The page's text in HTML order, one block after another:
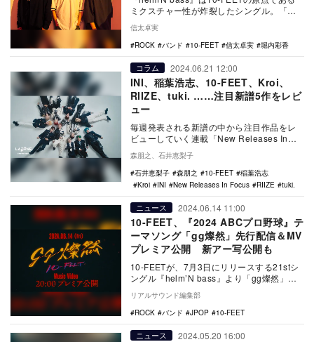
ミクスチャー性が炸裂したシングル。「第
ゼロ感」の特大ヒットにより、かつてな…
信太卓実
ROCK
バンド 10-FEET 信太卓実 堀内彩香
コラム 2024.06.21 12:00
INI、稲葉浩志、10-FEET、Kroi、
RIIZE、tuki. ……注目新譜5作をレビ
ュー
毎週発表される新譜の中から注目作品をレ
ビューしていく連載「New Releases In
Focus」。今回はINI「LOUD」…
森朋之、石井恵梨子
石井恵梨子
森朋之 10-FEET
稲葉浩志
Kroi
INI New Releases In Focus RIIZE tuki.
ニュース 2024.06.14 11:00
10-FEET、『2024 ABCプロ野球』テ
ーマソング「gg燦然」先行配信＆MV
プレミア公開 新アー写公開も
10-FEETが、7月3日にリリースする21stシ
ングル『helm’N bass』より「gg燦然」を
本日6月14日に先行配信し、…
リアルサウンド編集部
ROCK
バンド JPOP 10-FEET
ニュース 2024.05.20 16:00